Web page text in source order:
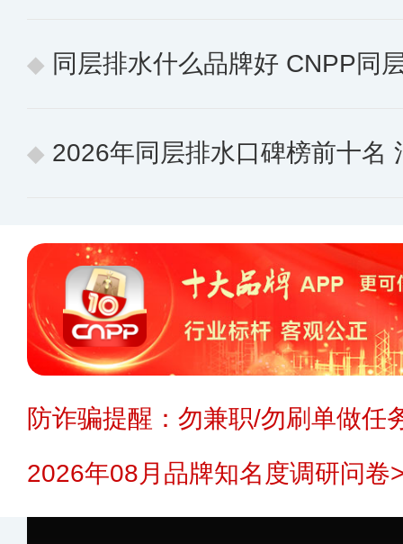
同层排水什么品牌好 CNPP同层排水
2026年同层排水口碑榜前十名 消费
防诈骗提醒：勿兼职/勿刷单做任
2026年08月品牌知名度调研问卷